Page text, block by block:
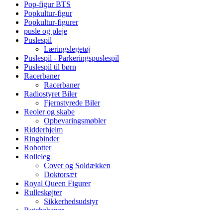
Pop-figur BTS
Popkultur-figur
Popkultur-figurer
pusle og pleje
Puslespil
Læringslegetøj
Puslespil - Parkeringspuslespil
Puslespil til børn
Racerbaner
Racerbaner
Radiostyret Biler
Fjernstyrede Biler
Reoler og skabe
Opbevaringsmøbler
Ridderhjelm
Ringbinder
Robotter
Rolleleg
Cover og Soldækken
Doktorsæt
Royal Queen Figurer
Rulleskøjter
Sikkerhedsudstyr